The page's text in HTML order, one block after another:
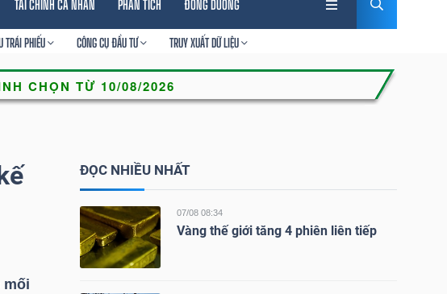
TÀI CHÍNH CÁ NHÂN PHÂN TÍCH ĐÔNG DƯƠNG
TRÁI PHIẾU CÔNG CỤ ĐẦU TƯ TRUY XUẤT DỮ LIỆU
mối
ĐỌC NHIỀU NHẤT
07/08 08:34
Vàng thế giới tăng 4 phiên liên tiếp